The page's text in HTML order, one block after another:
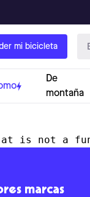
mi bicicleta
De
montaña
is not a
marcas